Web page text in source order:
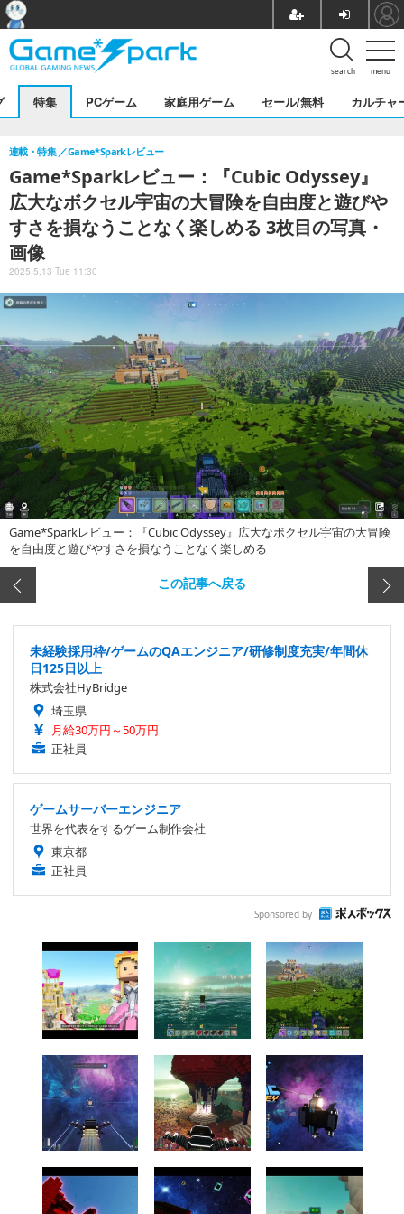
menu
search
特集 PCゲーム 家庭用ゲーム セール/無料 カルチャ
Game*Sparkレビュー：『Cubic Odyssey』
広大なボクセル宇宙の大冒険を自由度と遊びや
すさを損なうことなく楽しめる 3枚目の写真・
画像
連載・特集 Game*Sparkレビュー
2025.5.13 Tue 11:30
Game*Sparkレビュー：『Cubic Odyssey』広大なボクセル宇宙の大冒険
を自由度と遊びやすさを損なうことなく楽しめる
この記事へ戻る
未経験採用枠/ゲームのQAエンジニア/研修制度充実/年間休
日125日以上
株式会社HyBridge
埼玉県
月給30万円～50万円
正社員
ゲームサーバーエンジニア
世界を代表をするゲーム制作会社
東京都
正社員
Sponsored by